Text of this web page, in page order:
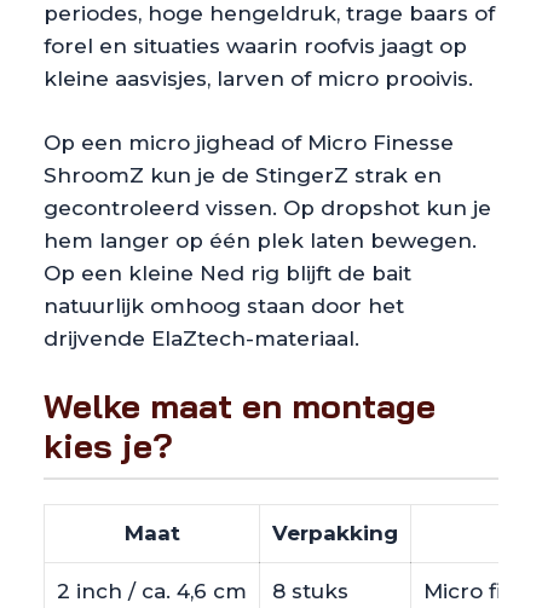
periodes, hoge hengeldruk, trage baars of
forel en situaties waarin roofvis jaagt op
kleine aasvisjes, larven of micro prooivis.
Op een micro jighead of Micro Finesse
ShroomZ kun je de StingerZ strak en
gecontroleerd vissen. Op dropshot kun je
hem langer op één plek laten bewegen.
Op een kleine Ned rig blijft de bait
natuurlijk omhoog staan door het
drijvende ElaZtech-materiaal.
Welke maat en montage
kies je?
Maat Verpakking
2 inch / ca. 4,6 cm 8 stuks Micro